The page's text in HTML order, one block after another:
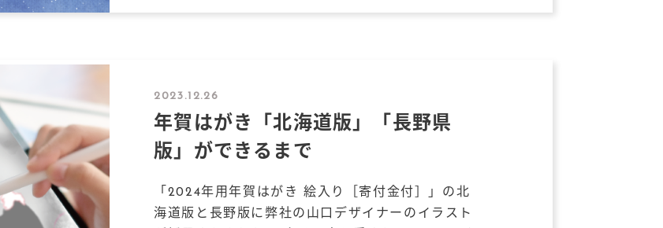
2023.12.26
年賀はがき「北海道版」「長野県
版」ができるまで
「2024年用年賀はがき 絵入り［寄付金付］」の北
海道版と長野版に弊社の山口デザイナーのイラスト